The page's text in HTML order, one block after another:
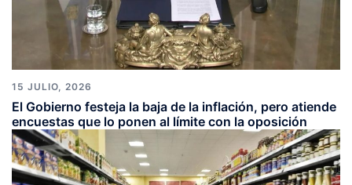
15 JULIO, 2026
El Gobierno festeja la baja de la inflación, pero atiende
encuestas que lo ponen al límite con la oposición